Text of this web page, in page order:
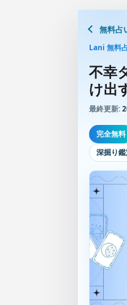
無料占
Lani 無料
不幸
け出
最終更新:
完全無料
深掘り